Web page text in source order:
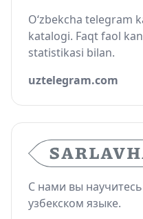
O‘zbekcha telegram
katalogi. Faqt faol
statistikasi bilan.
uztelegram.com
С нами вы
узбекском языке.